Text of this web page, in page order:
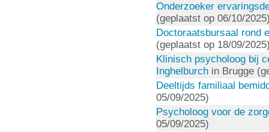
Onderzoeker
(geplaatst op 06/10/
Doctoraatsbursaal rond
(geplaatst op 18/09/
Klinisch psycholoog bij
Inghelburch in Brugge
Deeltijds familiaal
05/09/2025)
Psycholoog voor de
05/09/2025)